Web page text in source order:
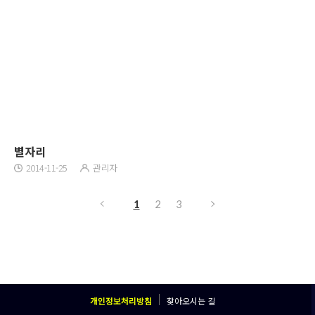
별자리
2014-11-25 관리자
1 2 3
개인정보처리방침 찾아오시는 길